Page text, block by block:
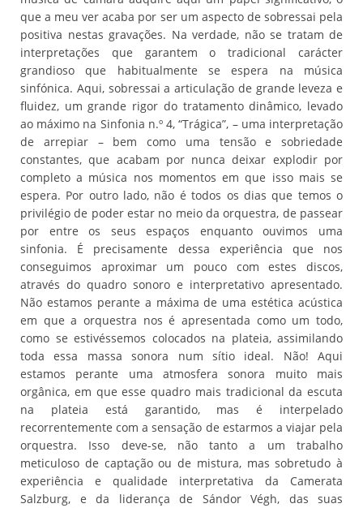
que a meu ver acaba por ser um aspecto de sobressai pela
positiva nestas gravações. Na verdade, não se tratam de
interpretações que garantem o tradicional carácter
grandioso que habitualmente se espera na música
sinfónica. Aqui, sobressai a articulação de grande leveza e
fluidez, um grande rigor do tratamento dinâmico, levado
ao máximo na Sinfonia n.º 4, “Trágica”, – uma interpretação
de arrepiar – bem como uma tensão e sobriedade
constantes, que acabam por nunca deixar explodir por
completo a música nos momentos em que isso mais se
espera. Por outro lado, não é todos os dias que temos o
privilégio de poder estar no meio da orquestra, de passear
por entre os seus espaços enquanto ouvimos uma
sinfonia. É precisamente dessa experiência que nos
conseguimos aproximar um pouco com estes discos,
através do quadro sonoro e interpretativo apresentado.
Não estamos perante a máxima de uma estética acústica
em que a orquestra nos é apresentada como um todo,
como se estivéssemos colocados na plateia, assimilando
toda essa massa sonora num sítio ideal. Não! Aqui
estamos perante uma atmosfera sonora muito mais
orgânica, em que esse quadro mais tradicional da escuta
na plateia está garantido, mas é interpelado
recorrentemente com a sensação de estarmos a viajar pela
orquestra. Isso deve-se, não tanto a um trabalho
meticuloso de captação ou de mistura, mas sobretudo à
experiência e qualidade interpretativa da Camerata
Salzburg, e da liderança de Sándor Végh, das suas